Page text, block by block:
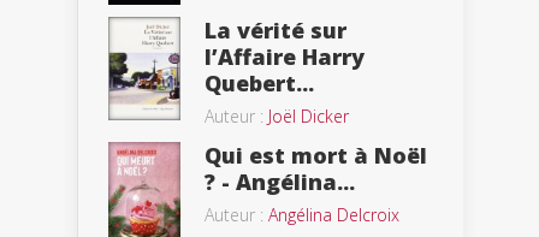
La vérité sur
l’Affaire Harry
Quebert...
Auteur : Joël Dicker
Qui est mort à Noël
? - Angélina...
Auteur : Angélina Delcroix